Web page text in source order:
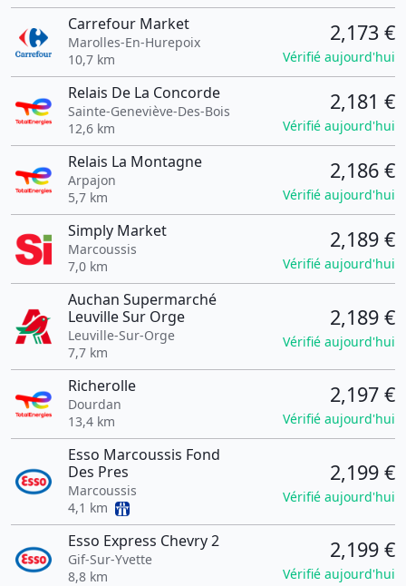
Carrefour Market
Marolles-En-Hurepoix
10,7 km
2,173 €
Vérifié aujourd'hui
Relais De La Concorde
Sainte-Geneviève-Des-Bois
12,6 km
2,181 €
Vérifié aujourd'hui
Relais La Montagne
Arpajon
5,7 km
2,186 €
Vérifié aujourd'hui
Simply Market
Marcoussis
7,0 km
2,189 €
Vérifié aujourd'hui
Auchan Supermarché
Leuville Sur Orge
Leuville-Sur-Orge
7,7 km
2,189 €
Vérifié aujourd'hui
Richerolle
Dourdan
13,4 km
2,197 €
Vérifié aujourd'hui
Esso Marcoussis Fond
Des Pres
Marcoussis
4,1 km
2,199 €
Vérifié aujourd'hui
Esso Express Chevry 2
Gif-Sur-Yvette
8,8 km
2,199 €
Vérifié aujourd'hui